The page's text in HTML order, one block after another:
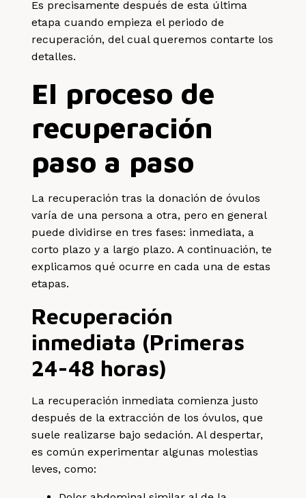
Es precisamente después de esta última
etapa cuando empieza el periodo de
recuperación, del cual queremos contarte los
detalles.
El proceso de
recuperación
paso a paso
La recuperación tras la donación de óvulos
varía de una persona a otra, pero en general
puede dividirse en tres fases: inmediata, a
corto plazo y a largo plazo. A continuación, te
explicamos qué ocurre en cada una de estas
etapas.
Recuperación
inmediata (Primeras
24-48 horas)
La recuperación inmediata comienza justo
después de la extracción de los óvulos, que
suele realizarse bajo sedación. Al despertar,
es común experimentar algunas molestias
leves, como: